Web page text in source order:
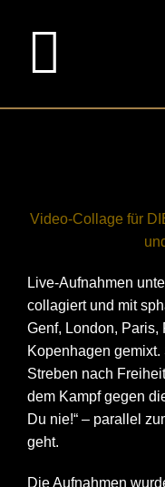
Video-Collage für
Live-Aufnahmen
collagiert und mit
Genf, London, Paris,
Kopenhagen
Streben nach
dem Kampf gegen
Du nie!“ – parallel
geht.
Die Aufnahmen